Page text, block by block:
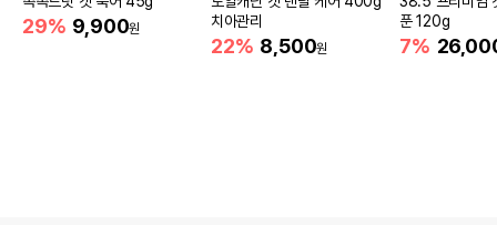
29% 9,900원
치아관리
22% 8,500원
푼 120g
7%